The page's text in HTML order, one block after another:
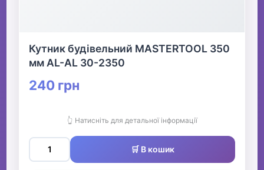
Кутник будівельний MASTERTOOL 350
мм AL-AL 30-2350
240 грн
👆 Натисніть для детальної інформації
🛒 В кошик